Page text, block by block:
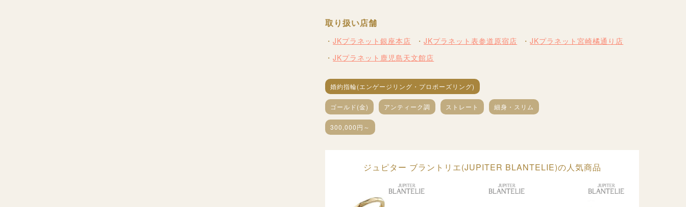
取り扱い店舗
JKプラネット銀座本店 JKプラネット表参道原宿店
JKプラネット宮崎橘通り店
JKプラネット鹿児島天文館店
婚約指輪(エンゲージリング・プロポーズリング)
ゴールド(金) アンティーク調 ストレート 細身・スリム
300,000円～
ジュピター ブラントリエ(JUPITER BLANTELIE)の人気商品